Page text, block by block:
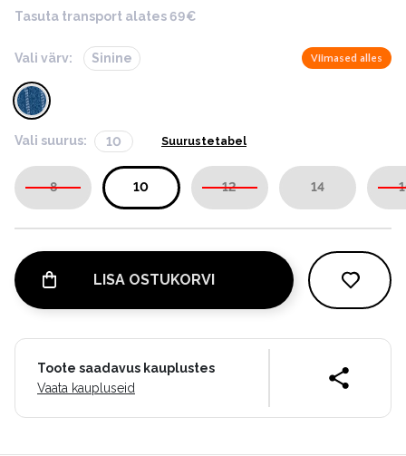
Tasuta transport alates 69€
Vali värv: Sinine Viimased alles
Vali suurus: 10 Suurustetabel
8 10 12 14
LISA OSTUKORVI
Toote saadavus kauplustes
Vaata kaupluseid